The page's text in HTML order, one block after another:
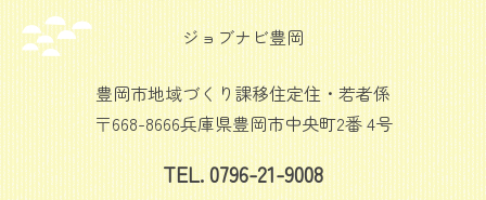
ジョブナビ豊岡
豊岡市地域づくり課移住定住・若者係
〒668-8666兵庫県豊岡市中央町2番 4号
TEL. 0796-21-9008